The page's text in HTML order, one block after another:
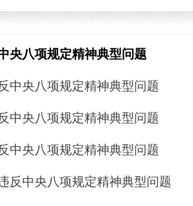
央八项规定精神典型问题
中央八项规定精神典型问题
中央八项规定精神典型问题
中央八项规定精神典型问题
反中央八项规定精神典型问题